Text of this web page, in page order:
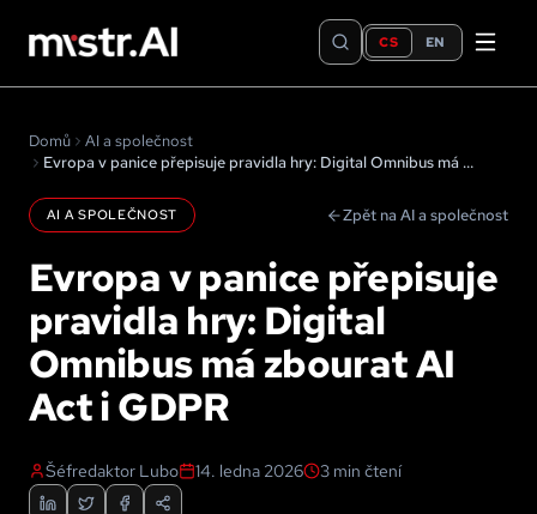
CS EN
Domů
AI a společnost
Evropa v panice přepisuje pravidla hry: Digital Omnibus má zbourat AI Act i GDPR
AI A SPOLEČNOST Zpět na AI a společnost
Evropa v panice přepisuje
pravidla hry: Digital
Omnibus má zbourat AI
Act i GDPR
Šéfredaktor Lubo 14. ledna 2026 3 min čtení